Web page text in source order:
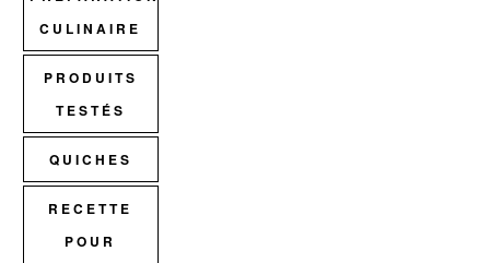
CULINAIRE
PRODUITS
TESTÉS
QUICHES
RECETTE
POUR